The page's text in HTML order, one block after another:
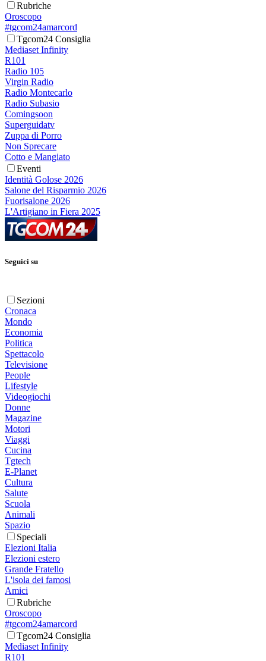
Rubriche
Oroscopo
#tgcom24amarcord
Tgcom24 Consiglia
Mediaset Infinity
R101
Radio 105
Virgin Radio
Radio Montecarlo
Radio Subasio
Comingsoon
Superguidatv
Zuppa di Porro
Non Sprecare
Cotto e Mangiato
Eventi
Identità Golose 2026
Salone del Risparmio 2026
Fuorisalone 2026
L'Artigiano in Fiera 2025
Seguici su
Sezioni
Cronaca
Mondo
Economia
Politica
Spettacolo
Televisione
People
Lifestyle
Videogiochi
Donne
Magazine
Motori
Viaggi
Cucina
Tgtech
E-Planet
Cultura
Salute
Scuola
Animali
Spazio
Speciali
Elezioni Italia
Elezioni estero
Grande Fratello
L'isola dei famosi
Amici
Rubriche
Oroscopo
#tgcom24amarcord
Tgcom24 Consiglia
Mediaset Infinity
R101